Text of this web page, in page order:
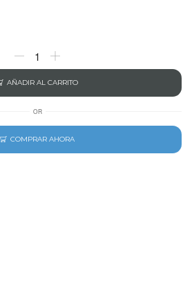
AÑADIR AL CARRITO
OR
COMPRAR AHORA